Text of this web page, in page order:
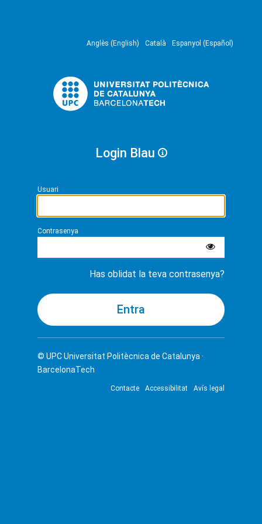
Anglès (English) Català Espanyol (Español)
Login Blau
Usuari
Contrasenya
Has oblidat la teva contrasenya?
© UPCUniversitat Politècnica de Catalunya ·
BarcelonaTech
Contacte Accessibilitat Avís legal